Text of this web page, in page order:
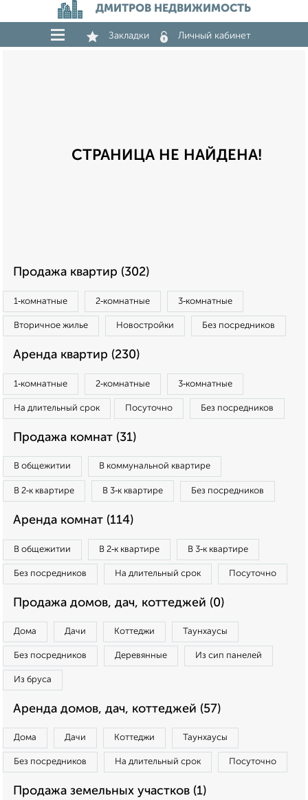
ДМИТРОВ НЕДВИЖИМОСТЬ
Закладки Личный кабинет
СТРАНИЦА НЕ НАЙДЕНА!
Продажа квартир (302)
1‑комнатные 2‑комнатные 3‑комнатные
Вторичное жилье Новостройки Без посредников
Аренда квартир (230)
1‑комнатные 2‑комнатные 3‑комнатные
На длительный срок Посуточно Без посредников
Продажа комнат (31)
В общежитии В коммунальной квартире
В 2‑к квартире В 3‑к квартире Без посредников
Аренда комнат (114)
В общежитии В 2‑к квартире В 3‑к квартире
Без посредников На длительный срок Посуточно
Продажа домов, дач, коттеджей (0)
Дома Дачи Коттеджи Таунхаусы
Без посредников Деревянные Из сип панелей
Из бруса
Аренда домов, дач, коттеджей (57)
Дома Дачи Коттеджи Таунхаусы
Без посредников На длительный срок Посуточно
Продажа земельных участков (1)